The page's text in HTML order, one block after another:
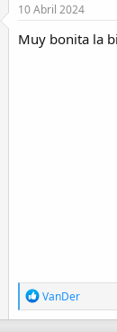
c
o
10 Abril 2024
Muy bonita la
R
e
a
VanDer